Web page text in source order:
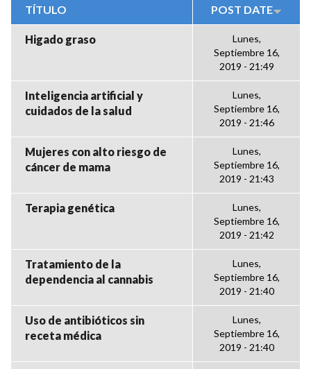
TÍTULO POST DATE
Higado graso
Lunes,
Septiembre 16,
2019 - 21:49
Inteligencia artificial y
cuidados de la salud
Lunes,
Septiembre 16,
2019 - 21:46
Mujeres con alto riesgo de
cáncer de mama
Lunes,
Septiembre 16,
2019 - 21:43
Terapia genética
Lunes,
Septiembre 16,
2019 - 21:42
Tratamiento de la
dependencia al cannabis
Lunes,
Septiembre 16,
2019 - 21:40
Uso de antibióticos sin
receta médica
Lunes,
Septiembre 16,
2019 - 21:40